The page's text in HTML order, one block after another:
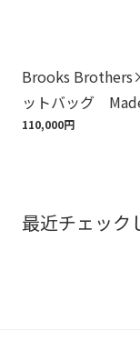
Brooks
ットバッグ
110,000円
最近チェック